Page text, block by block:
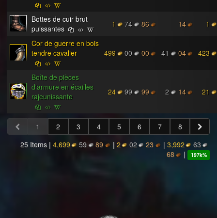
Bottes de cuir brut
puissantes
1 74 86 14
1
Cor de guerre en bois
tendre cavalier
499 00 00 41 04 423
Boîte de pièces
d'armure en écailles
rajeunissante
24 99 99 2 14 21
1 2 3 4 5 6 7
8
25 Items |4,699 59 89 | 2 02 23 | 3,992
63
68
| 197k%